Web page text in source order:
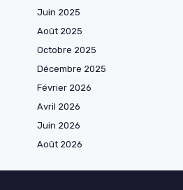
Juin 2025
Août 2025
Octobre 2025
Décembre 2025
Février 2026
Avril 2026
Juin 2026
Août 2026